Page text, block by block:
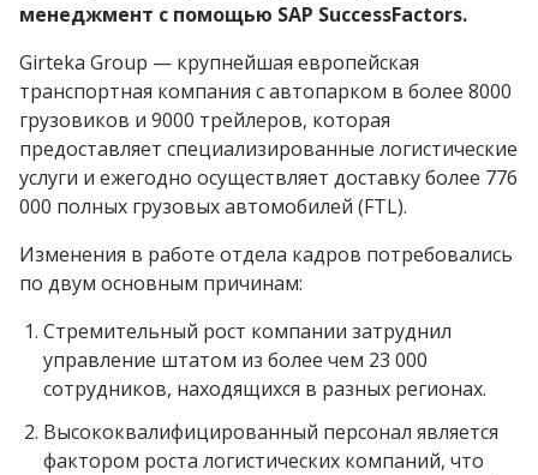
менеджмент с помощью SAP SuccessFactors.
Girteka Group — крупнейшая европейская
транспортная компания с автопарком в более 8000
грузовиков и 9000 трейлеров, которая
предоставляет специализированные логистические
услуги и ежегодно осуществляет доставку более 776
000 полных грузовых автомобилей (FTL).
Изменения в работе отдела кадров потребовались
по двум основным причинам:
Стремительный рост компании затруднил
управление штатом из более чем 23 000
сотрудников, находящихся в разных регионах.
Высококвалифицированный персонал является
фактором роста логистических компаний, что